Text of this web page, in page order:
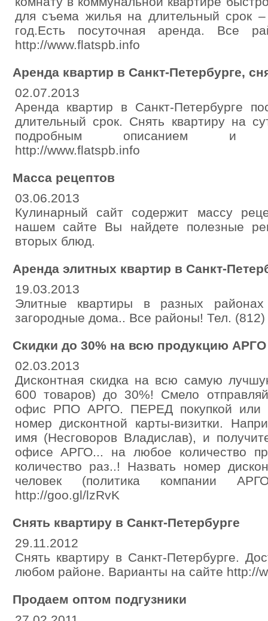
для съема жилья на длительный срок
год.Есть посуточная аренда. Все
http://www.flatspb.info
Аренда квартир в Санкт-Петербурге,
02.07.2013
Аренда квартир в Санкт-Петербурге
длительный срок. Снять квартиру на
подробным описанием и
http://www.flatspb.info
Масса рецептов
03.06.2013
Кулинарный сайт содержит массу
нашем сайте Вы найдете полезные
вторых блюд.
Аренда элитных квартир в Санкт-
19.03.2013
Элитные квартиры в разных
загородные дома.. Все районы! Тел.
Cкидки до 30% на всю продукцию АРГО
02.03.2013
Дисконтная скидка на всю самую
600 товаров) до 30%! Смело
офис РПО АРГО. ПЕРЕД покупкой или
номер дисконтной карты-визитки.
имя (Несговоров Владислав), и
офисе АРГО... на любое количество
количество раз..! Назвать номер
человек (политика компании
http://goo.gl/lzRvK
Снять квартиру в Санкт-Петербурге
29.11.2012
Снять квартиру в Санкт-Петербурге.
любом районе. Варианты на сайте http://
Продаем оптом подгузники